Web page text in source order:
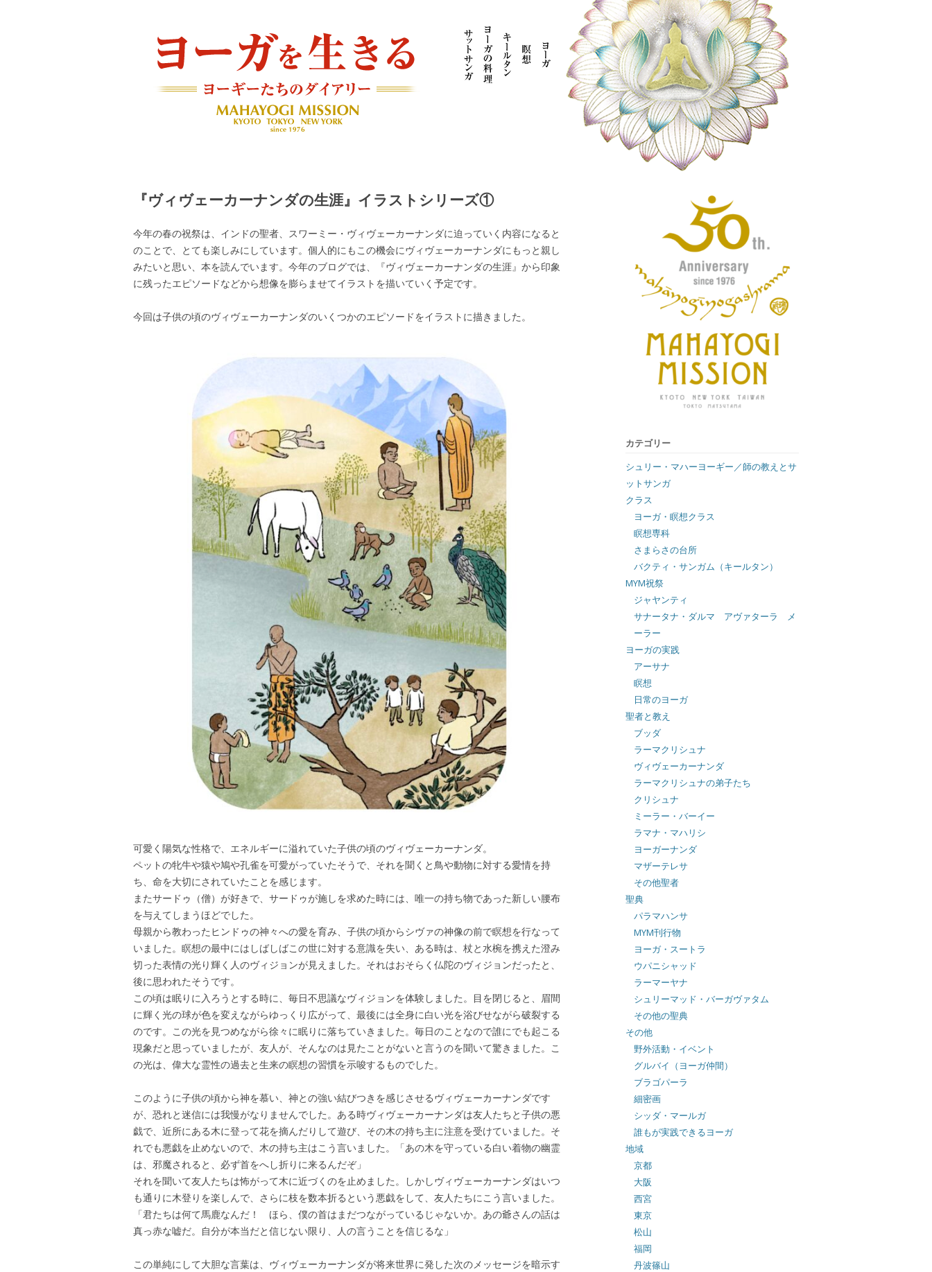
『ヴィヴェーカーナンダの生涯』イラストシリーズ①
今年の春の祝祭は、インドの聖者、スワーミー・ヴィヴェーカーナンダに迫っていく内容になると
のことで、とても楽しみにしています。個人的にもこの機会にヴィヴェーカーナンダにもっと親し
みたいと思い、本を読んでいます。今年のブログでは、『ヴィヴェーカーナンダの生涯』から印象
に残ったエピソードなどから想像を膨らませてイラストを描いていく予定です。
今回は子供の頃のヴィヴェーカーナンダのいくつかのエピソードをイラストに描きました。
可愛く陽気な性格で、エネルギーに溢れていた子供の頃のヴィヴェーカーナンダ。
ペットの牝牛や猿や鳩や孔雀を可愛がっていたそうで、それを聞くと鳥や動物に対する愛情を持
ち、命を大切にされていたことを感じます。
またサードゥ（僧）が好きで、サードゥが施しを求めた時には、唯一の持ち物であった新しい腰布
を与えてしまうほどでした。
母親から教わったヒンドゥの神々への愛を育み、子供の頃からシヴァの神像の前で瞑想を行なって
いました。瞑想の最中にはしばしばこの世に対する意識を失い、ある時は、杖と水椀を携えた澄み
切った表情の光り輝く人のヴィジョンが見えました。それはおそらく仏陀のヴィジョンだったと、
後に思われたそうです。
この頃は眠りに入ろうとする時に、毎日不思議なヴィジョンを体験しました。目を閉じると、眉間
に輝く光の球が色を変えながらゆっくり広がって、最後には全身に白い光を浴びせながら破裂する
のです。この光を見つめながら徐々に眠りに落ちていきました。毎日のことなので誰にでも起こる
現象だと思っていましたが、友人が、そんなのは見たことがないと言うのを聞いて驚きました。こ
の光は、偉大な霊性の過去と生来の瞑想の習慣を示唆するものでした。
このように子供の頃から神を慕い、神との強い結びつきを感じさせるヴィヴェーカーナンダです
が、恐れと迷信には我慢がなりませんでした。ある時ヴィヴェーカーナンダは友人たちと子供の悪
戯で、近所にある木に登って花を摘んだりして遊び、その木の持ち主に注意を受けていました。そ
れでも悪戯を止めないので、木の持ち主はこう言いました。「あの木を守っている白い着物の幽霊
は、邪魔されると、必ず首をへし折りに来るんだぞ」
それを聞いて友人たちは怖がって木に近づくのを止めました。しかしヴィヴェーカーナンダはいつ
も通りに木登りを楽しんで、さらに枝を数本折るという悪戯をして、友人たちにこう言いました。
「君たちは何て馬鹿なんだ！ ほら、僕の首はまだつながっているじゃないか。あの爺さんの話は
真っ赤な嘘だ。自分が本当だと信じない限り、人の言うことを信じるな」
この単純にして大胆な言葉は、ヴィヴェーカーナンダが将来世界に発した次のメッセージを暗示す
カテゴリー
シュリー・マハーヨーギー／師の教えとサ
ットサンガ
クラス
ヨーガ・瞑想クラス
瞑想専科
さまらさの台所
バクティ・サンガム（キールタン）
MYM祝祭
ジャヤンティ
サナータナ・ダルマ アヴァターラ メ
ーラー
ヨーガの実践
アーサナ
瞑想
日常のヨーガ
聖者と教え
ブッダ
ラーマクリシュナ
ヴィヴェーカーナンダ
ラーマクリシュナの弟子たち
クリシュナ
ミーラー・バーイー
ラマナ・マハリシ
ヨーガーナンダ
マザーテレサ
その他聖者
聖典
パラマハンサ
MYM刊行物
ヨーガ・スートラ
ウパニシャッド
ラーマーヤナ
シュリーマッド・バーガヴァタム
その他の聖典
その他
野外活動・イベント
グルバイ（ヨーガ仲間）
ブラゴパーラ
細密画
シッダ・マールガ
誰もが実践できるヨーガ
地域
京都
大阪
西宮
東京
松山
福岡
丹波篠山